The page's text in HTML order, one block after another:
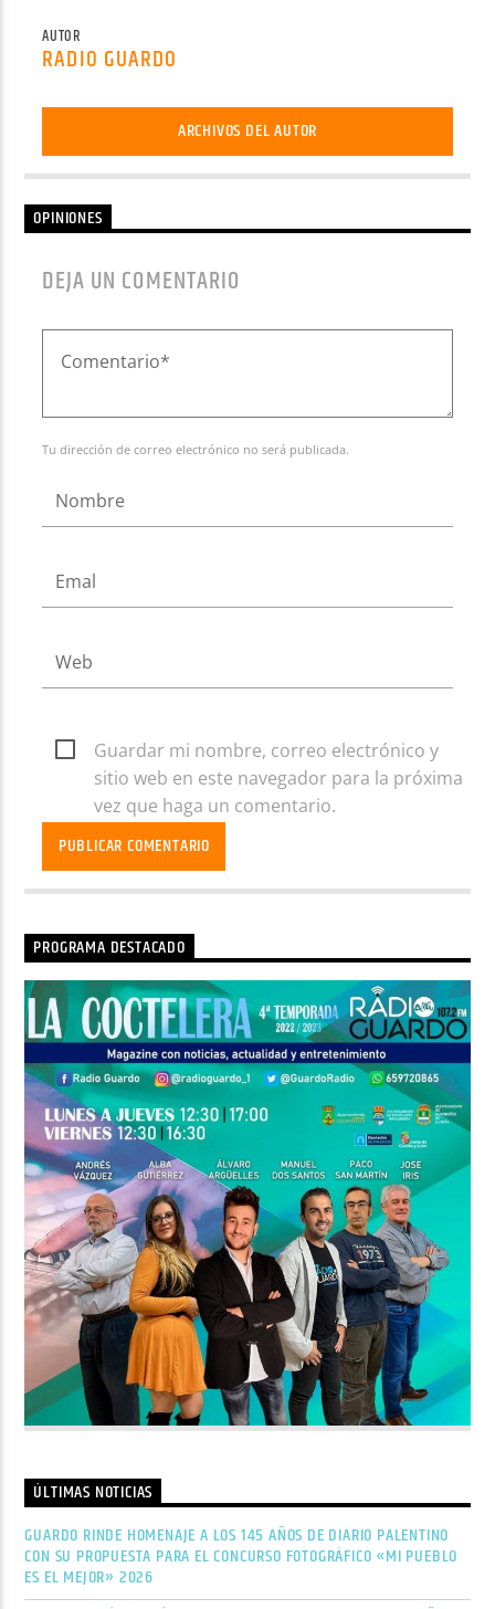
AUTOR
RADIO GUARDO
ARCHIVOS DEL AUTOR
OPINIONES
DEJA UN COMENTARIO
Tu dirección de correo electrónico no será publicada.
Guardar mi nombre, correo electrónico y
sitio web en este navegador para la próxima
vez que haga un comentario.
PROGRAMA DESTACADO
ÚLTIMAS NOTICIAS
GUARDO RINDE HOMENAJE A LOS 145 AÑOS DE DIARIO PALENTINO
CON SU PROPUESTA PARA EL CONCURSO FOTOGRÁFICO «MI PUEBLO
ES EL MEJOR» 2026